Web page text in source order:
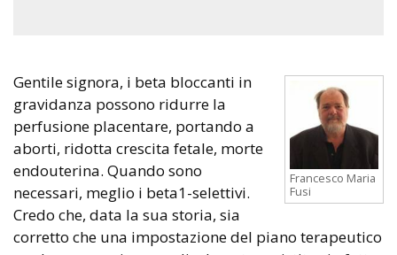
Francesco Maria
Fusi
Gentile signora, i beta bloccanti in
gravidanza possono ridurre la
perfusione placentare, portando a
aborti, ridotta crescita fetale, morte
endouterina. Quando sono
necessari, meglio i beta1-selettivi.
Credo che, data la sua storia, sia
corretto che una impostazione del piano terapeutico